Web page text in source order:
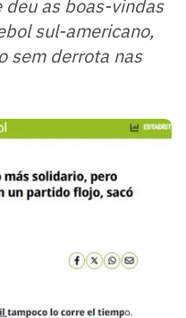
as boas-vindas
sul-americano,
sem derrota nas